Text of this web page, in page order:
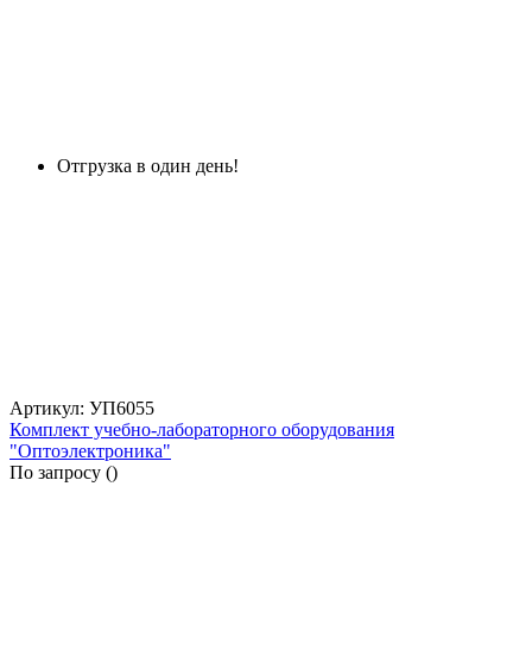
Отгрузка в один день!
Артикул: УП6055
Комплект учебно-лабораторного оборудования
"Оптоэлектроника"
По запросу ()